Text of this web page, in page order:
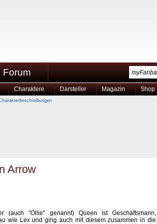
Forum
Charaktere Darsteller Magazin Shop
Arrow
(auch "Ollie" genannt) Queen ist Geschäftsmann,
wie Lex und ging auch mit diesem zusammen in die